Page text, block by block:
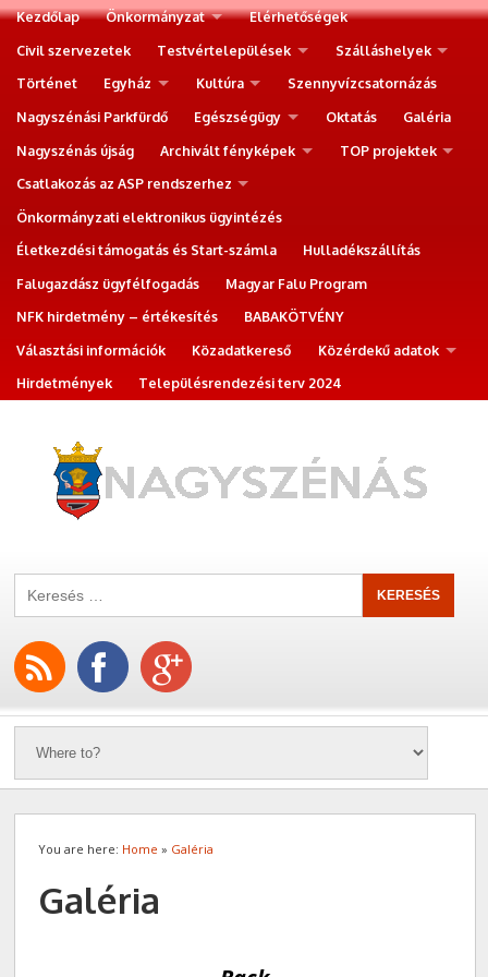
Kezdőlap Önkormányzat
Elérhetőségek
Civil szervezetek
Testvértelepülések
Szálláshelyek
Történet
Egyház Kultúra
Szennyvízcsatornázás
Nagyszénási Parkfürdő
Egészségügy Oktatás
Galéria
Nagyszénás újság
Archivált fényképek
TOP projektek
Csatlakozás az ASP rendszerhez
Önkormányzati elektronikus ügyintézés
Életkezdési támogatás és Start-számla
Hulladékszállítás
Falugazdász ügyfélfogadás
Magyar Falu Program
NFK hirdetmény – értékesítés
BABAKÖTVÉNY
Választási információk
Közadatkereső
Közérdekű adatok
Hirdetmények
Településrendezési terv 2024
You are here: Home » Galéria
Galéria